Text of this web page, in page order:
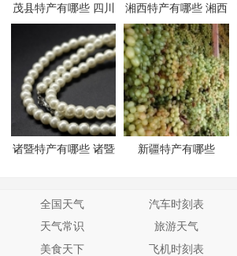
茂县特产有哪些 四川
茂县有哪些特产
湘西特产有哪些 湘西
有哪些特产
诸暨特产有哪些 诸暨
新疆特产有哪些
全国天气 汽车时刻表
天气常识
旅游天气
美食天下
飞机时刻表